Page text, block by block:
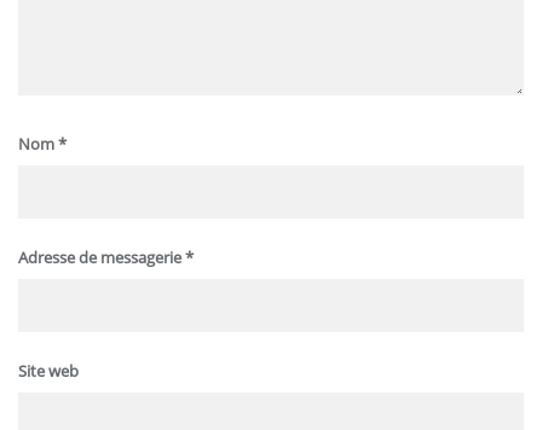
Nom*
Adresse de messagerie*
Site web